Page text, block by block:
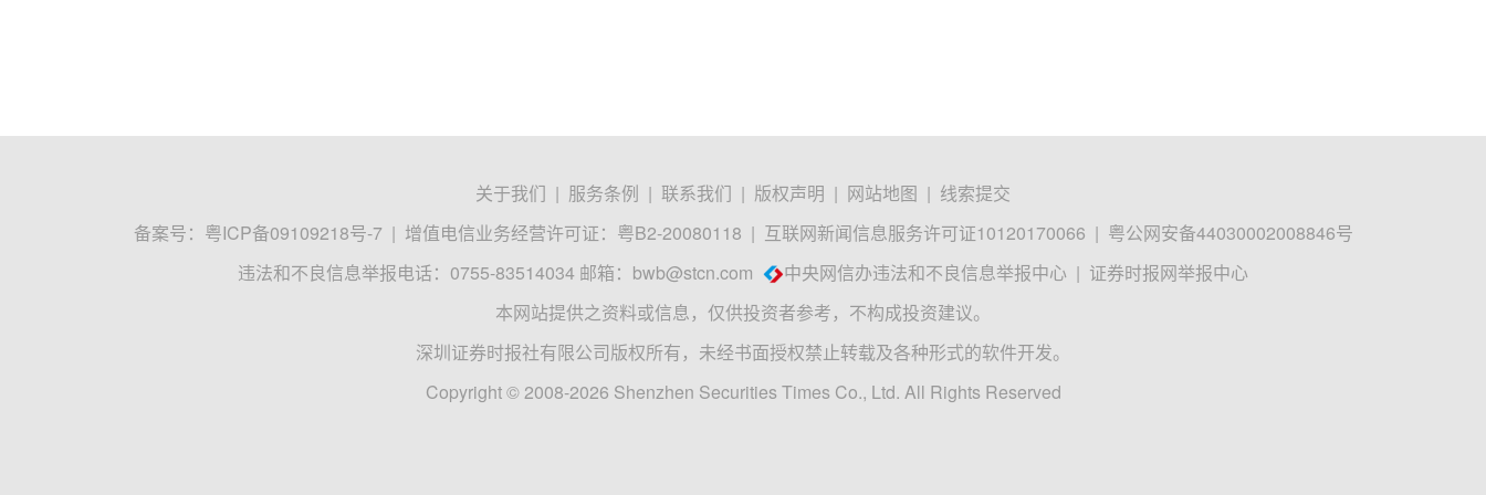
关于我们 | 服务条例 | 联系我们 | 版权声明 | 网站地图 | 线索提交
备案号： 粤ICP备09109218号-7 | 增值电信业务经营许可证：粤B2-20080118 | 互联网新闻信息服务许可证10120170066 | 粤公网安备44030002008846号
违法和不良信息举报电话：0755-83514034 邮箱： bwb@stcn.com 中央网信办违法和不良信息举报中心 | 证券时报网举报中心
本网站提供之资料或信息，仅供投资者参考，不构成投资建议。
深圳证券时报社有限公司版权所有，未经书面授权禁止转载及各种形式的软件开发。
Copyright © 2008-2026 Shenzhen Securities Times Co., Ltd. All Rights Reserved